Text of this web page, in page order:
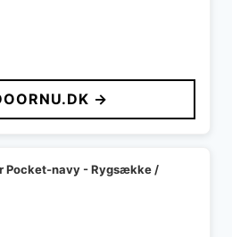
→
Pocket-navy - Rygsække /